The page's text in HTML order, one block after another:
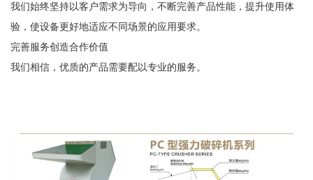
我们始终坚持以客户需求为导向，不断完善产品性能，提升使用体
验，使设备更好地适应不同场景的应用要求。
完善服务创造合作价值
我们相信，优质的产品需要配以专业的服务。